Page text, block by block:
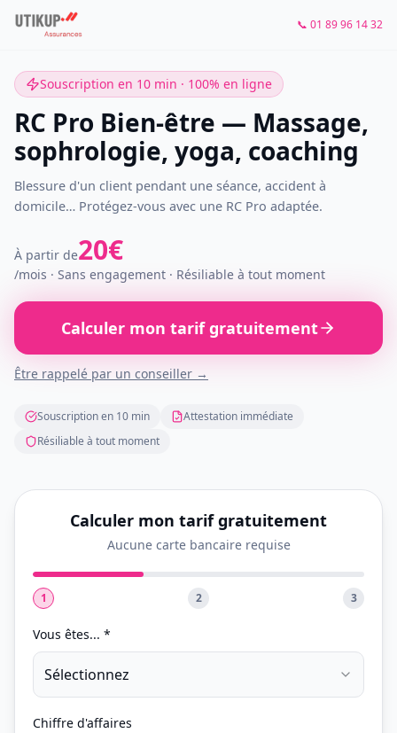
📞 01 89 96 14 32
Souscription en 10 min · 100% en ligne
RC Pro Bien-être — Massage,
sophrologie, yoga, coaching
Blessure d'un client pendant une séance, accident à
domicile… Protégez-vous avec une RC Pro adaptée.
À partir de20€
/mois · Sans engagement · Résiliable à tout moment
Calculer mon tarif gratuitement
Être rappelé par un conseiller →
Souscription en 10 min
Attestation immédiate
Résiliable à tout moment
Calculer mon tarif gratuitement
Aucune carte bancaire requise
1 2 3
Vous êtes... *
Sélectionnez
Chiffre d'affaires